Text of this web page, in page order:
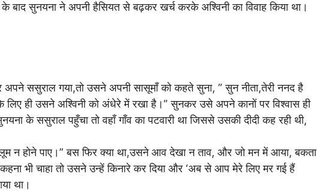
सुनयना ने अपनी हैसियत से बढ़कर खर्च करके अश्विनी का विवाह किया था।
ससुराल गया,तो उसने अपनी सासूमाँ को कहते सुना, ” सुन नीता,तेरी ननद है
के लिए ही उसने अश्विनी को अंधेरे में रखा है।” सुनकर उसे अपने कानों पर विश्वास ही
के ससुराल पहुँचा तो वहाँ गाँव का पटवारी था जिससे उसकी दीदी कह रही थी,
न होने पाए।” बस फिर क्या था,उसने आव देखा न ताव, और जो मन में आया, बकता
भी चाहा तो उसने उन्हें किनारे कर दिया और ‘अब से आप मेरे लिए मर गई हैं
था।